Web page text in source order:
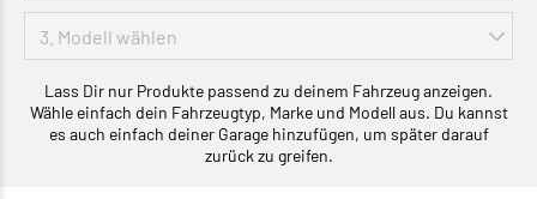
Lass Dir nur Produkte passend zu deinem Fahrzeug anzeigen.
Wähle einfach dein Fahrzeugtyp, Marke und Modell aus. Du kannst
es auch einfach deiner Garage hinzufügen, um später darauf
zurück zu greifen.